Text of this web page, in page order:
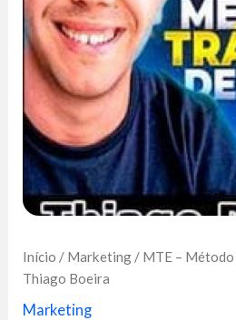
Início / Marketing / MTE –
Thiago Boeira
Marketing